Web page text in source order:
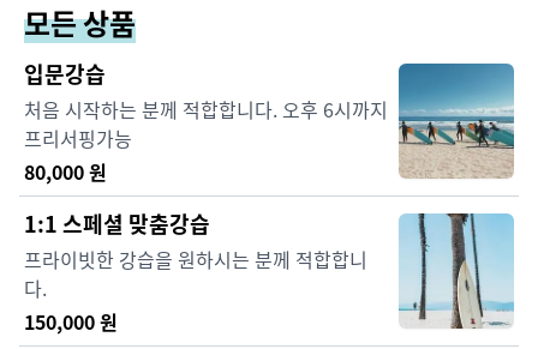
모든 상품
입문강습
처음 시작하는 분께 적합합니다. 오후 6시까지
프리서핑가능
80,000원
1:1 스페셜 맞춤강습
프라이빗한 강습을 원하시는 분께 적합합니
다.
150,000원